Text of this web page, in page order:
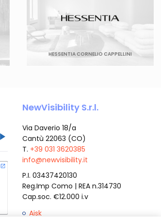
HESSENTIA CORNELIO CAPPELLINI
NewVisibility S.r.l.
Via Daverio 18/a
Cantù 22063 (CO)
T. +39 031 3620385
info@newvisibility.it
P.I. 03437420130
Reg.Imp Como | REA n.314730
Cap.soc. €12.000 i.v
Aisk